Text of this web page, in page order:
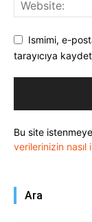
Ismimi, e-
tarayıcıya
Bu site
verilerinizin nasıl
Ara